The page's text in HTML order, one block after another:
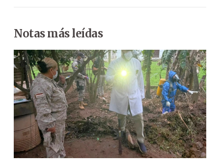
Notas más leídas